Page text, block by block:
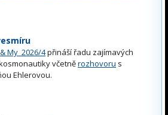
My 2026/4přináší řadu zajímavých
včetněrozhovoru s
Ehlerovou.